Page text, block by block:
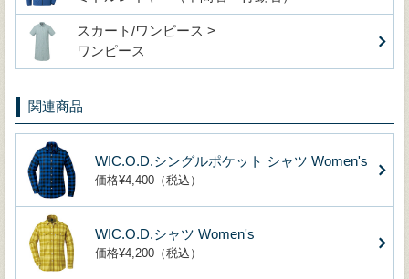
スカート/ワンピース >
ワンピース
関連商品
WIC.O.D.シングルポケット シャツ Women's
価格¥4,400（税込）
WIC.O.D.シャツ Women's
価格¥4,200（税込）